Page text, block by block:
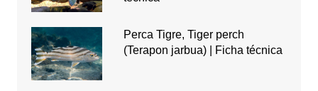
Perca Tigre, Tiger perch
(Terapon jarbua) | Ficha técnica